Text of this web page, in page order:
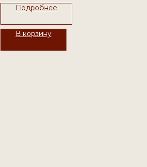
Подробнее
В корзину